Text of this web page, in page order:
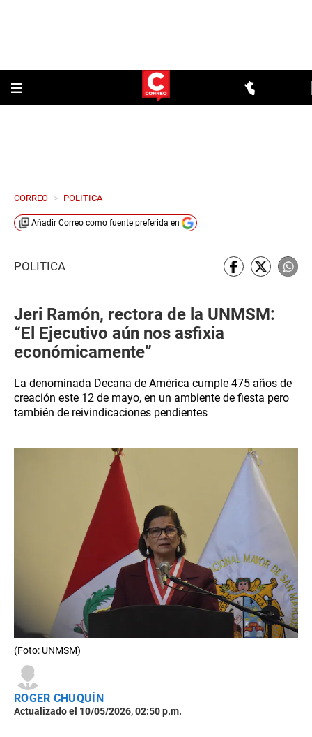
CORREO > POLITICA
Añadir Correo como fuente preferida en
POLÍTICA
Jeri Ramón, rectora de la UNMSM:
“El Ejecutivo aún nos asfixia
económicamente”
La denominada Decana de América cumple 475 años de
creación este 12 de mayo, en un ambiente de fiesta pero
también de reivindicaciones pendientes
(Foto: UNMSM)
ROGER CHUQUÍN
Actualizado el 10/05/2026, 02:50 p.m.